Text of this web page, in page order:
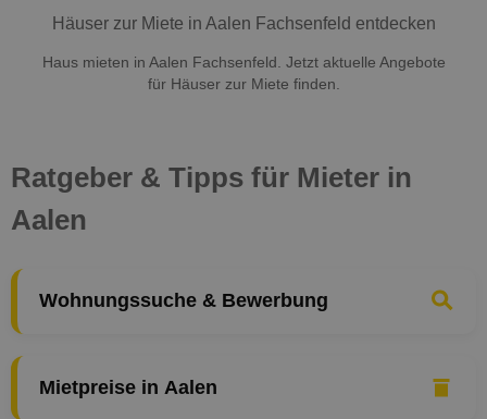
Häuser zur Miete in Aalen Fachsenfeld entdecken
Haus mieten in Aalen Fachsenfeld. Jetzt aktuelle Angebote
für Häuser zur Miete finden.
Ratgeber & Tipps für Mieter in
Aalen
Wohnungssuche & Bewerbung
Mietpreise in Aalen